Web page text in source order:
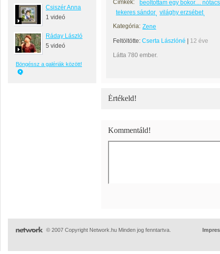
Csiszér Anna
1 videó
Ráday László
5 videó
Böngéssz a galériák között!
Címkék:
beoltottam egy bokor....
tekeres sándor világhy erzsébet
Kategória: Zene
Feltöltötte: Cserta Lászlóné 12 éve
Látta 780 ember.
Értékeld!
Kommentáld!
© 2007 Copyright Network.hu Minden jog fenntartva.